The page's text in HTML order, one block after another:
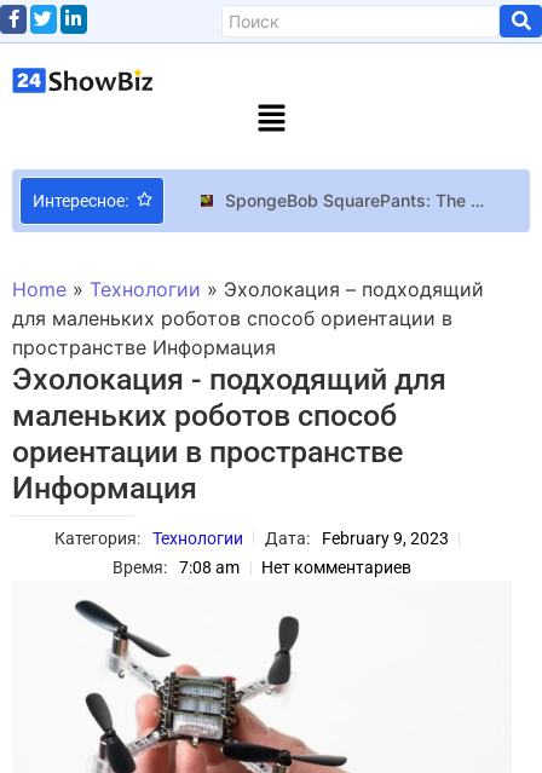
Интересное:
SpongeBob SquarePants: The Cosmic Shake Подводные реки и Дикий-дикий Запад в геймплее платформера SpongeBob SquarePants: The Cosmic Shake
Встречайте четверых детей Мела Брукса! Все о Максе, Ники, Эдди и Стефани
Home » Технологии » Эхолокация – подходящий
для маленьких роботов способ ориентации в
пространстве Информация
Эхолокация - подходящий для
маленьких роботов способ
ориентации в пространстве
Информация
Категория: Технологии Дата:
February 9, 2023
Время:
7:08 am Нет комментариев